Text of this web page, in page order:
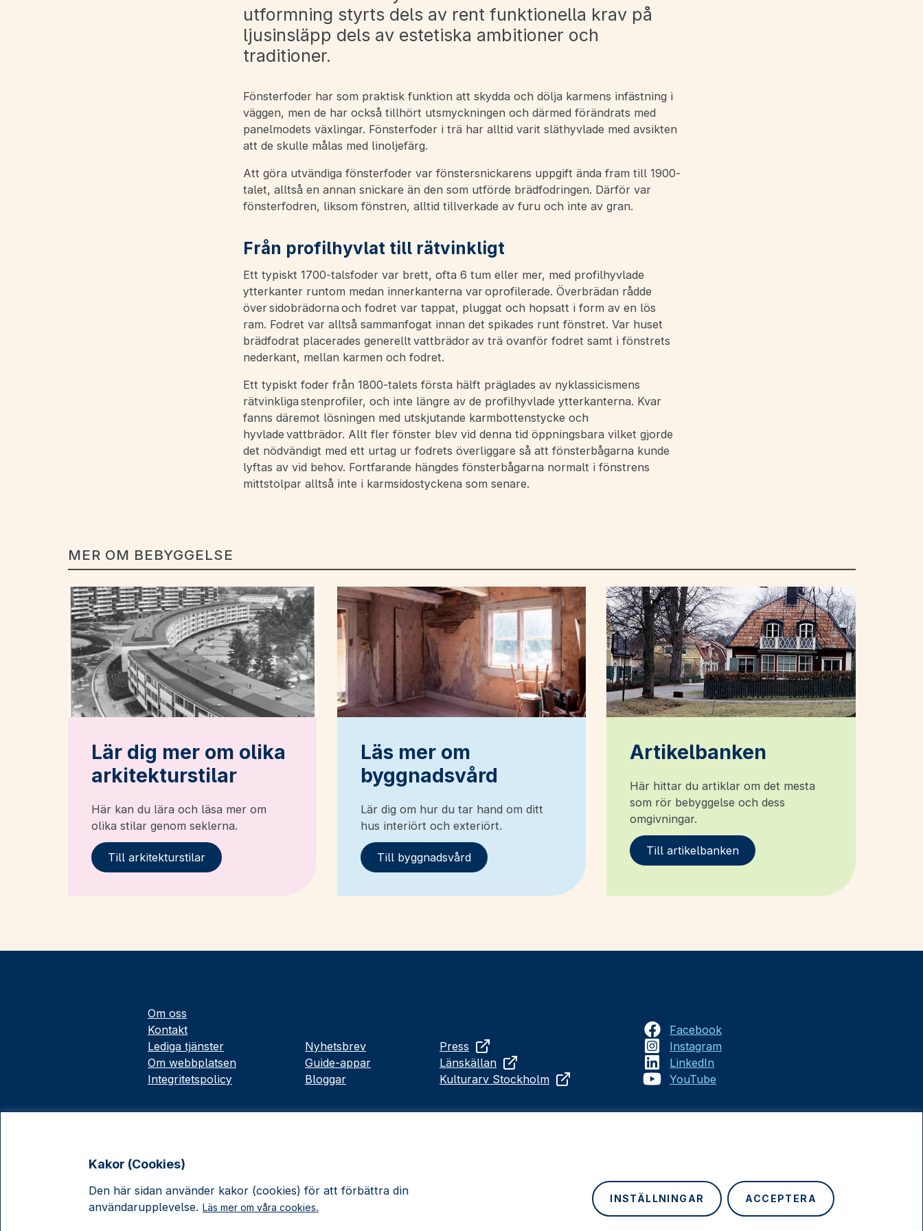
Kakor (Cookies)
Den här sidan använder kakor (cookies) för att förbättra din
användarupplevelse. Läs mer om våra cookies.
INSTÄLLNINGAR ACCEPTERA
utformning styrts dels av rent funktionella krav på
ljusinsläpp dels av estetiska ambitioner och
traditioner.
Fönsterfoder har som praktisk funktion att skydda och dölja karmens infästning i
väggen, men de har också tillhört utsmyckningen och därmed förändrats med
panelmodets växlingar. Fönsterfoder i trä har alltid varit släthyvlade med avsikten
att de skulle målas med linoljefärg.
Att göra utvändiga fönsterfoder var fönstersnickarens uppgift ända fram till 1900-
talet, alltså en annan snickare än den som utförde brädfodringen. Därför var
fönsterfodren, liksom fönstren, alltid tillverkade av furu och inte av gran.
Från profilhyvlat till rätvinkligt
Ett typiskt 1700-talsfoder var brett, ofta 6 tum eller mer, med profilhyvlade
ytterkanter runtom medan innerkanterna var oprofilerade. Överbrädan rådde
över sidobrädorna och fodret var tappat, pluggat och hopsatt i form av en lös
ram. Fodret var alltså sammanfogat innan det spikades runt fönstret. Var huset
brädfodrat placerades generellt vattbrädor av trä ovanför fodret samt i fönstrets
nederkant, mellan karmen och fodret.
Ett typiskt foder från 1800-talets första hälft präglades av nyklassicismens
rätvinkliga stenprofiler, och inte längre av de profilhyvlade ytterkanterna. Kvar
fanns däremot lösningen med utskjutande karmbottenstycke och
hyvlade vattbrädor. Allt fler fönster blev vid denna tid öppningsbara vilket gjorde
det nödvändigt med ett urtag ur fodrets överliggare så att fönsterbågarna kunde
lyftas av vid behov. Fortfarande hängdes fönsterbågarna normalt i fönstrens
mittstolpar alltså inte i karmsidostyckena som senare.
MER OM BEBYGGELSE
Lär dig mer om olika
arkitekturstilar
Här kan du lära och läsa mer om
olika stilar genom seklerna.
Till arkitekturstilar
Läs mer om
byggnadsvård
Lär dig om hur du tar hand om ditt
hus interiört och exteriört.
Till byggnadsvård
Artikelbanken
Här hittar du artiklar om det mesta
som rör bebyggelse och dess
omgivningar.
Till artikelbanken
Om oss
Kontakt
Lediga tjänster
Om webbplatsen
Integritetspolicy
Nyhetsbrev
Guide-appar
Bloggar
Press
Länskällan
Kulturarv Stockholm
Facebook
Instagram
LinkedIn
YouTube